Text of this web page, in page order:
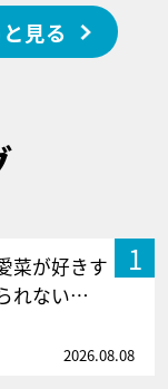
見る
1
菜が好きす
れない…
2026.08.08